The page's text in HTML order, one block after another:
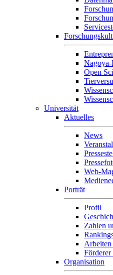
Open
Universität
Aktuelles
News
Web-
Porträt
Profil
Zahlen
Förderer
Organisation